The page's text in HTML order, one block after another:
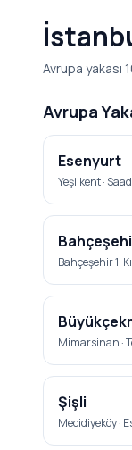
Avrupa yakası
Avrupa
Esenyurt
Yeşilkent ·
Bahçeşehir 1.
Mimarsinan ·
Şişli
Mecidiyeköy ·